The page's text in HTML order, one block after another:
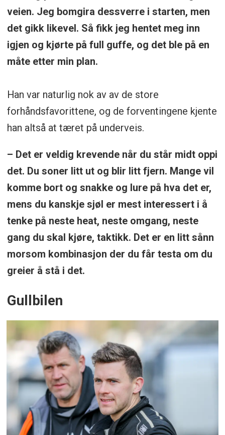
veien. Jeg bomgira dessverre i starten, men
det gikk likevel. Så fikk jeg hentet meg inn
igjen og kjørte på full guffe, og det ble på en
måte etter min plan.
Han var naturlig nok av av de store
forhåndsfavorittene, og de forventingene kjente
han altså at tæret på underveis.
– Det er veldig krevende når du står midt oppi
det. Du soner litt ut og blir litt fjern. Mange vil
komme bort og snakke og lure på hva det er,
mens du kanskje sjøl er mest interessert i å
tenke på neste heat, neste omgang, neste
gang du skal kjøre, taktikk. Det er en litt sånn
morsom kombinasjon der du får testa om du
greier å stå i det.
Gullbilen